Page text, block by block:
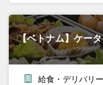
【ベトナム】ケー
給食・デリバリー